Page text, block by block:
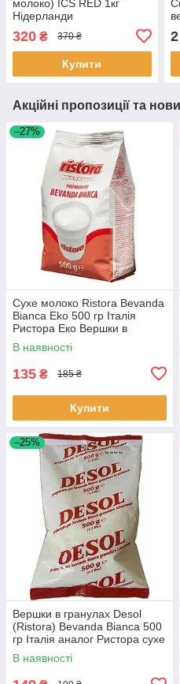
молоко) ICS RED 1кг
Нідерланди
320 ₴ 370 ₴
Купити
Акційні пропозиції та
–27%
Сухе молоко Ristora Bevanda
Bianca Eko 500 гр Італія
Ристора Еко Вершки в
гранулах
В наявності
135 ₴ 185 ₴
Купити
–25%
Вершки в гранулах Desol
(Ristora) Bevanda Bianca 500
гр Італія аналог Ристора сухе
молоко для вендінгу
В наявності